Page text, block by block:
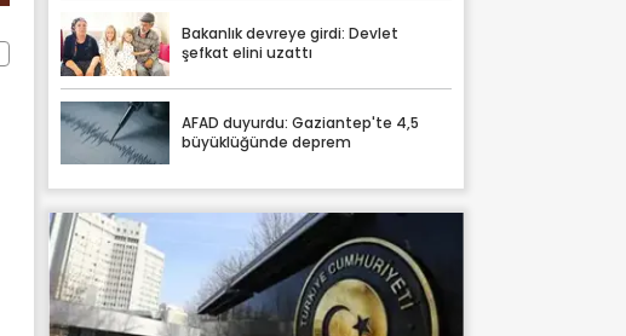
Bakanlık devreye girdi: Devlet
şefkat elini uzattı
AFAD duyurdu: Gaziantep'te 4,5
büyüklüğünde deprem